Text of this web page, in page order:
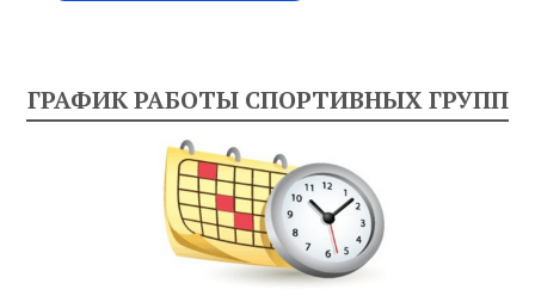
ГРАФИК РАБОТЫ СПОРТИВНЫХ ГРУПП